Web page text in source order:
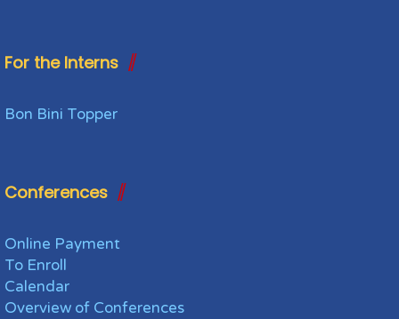
For the Interns
Bon Bini Topper
Conferences
Online Payment
To Enroll
Calendar
Overview of Conferences